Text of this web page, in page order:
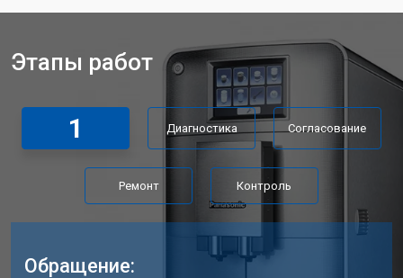
Этапы работ
1 Диагностика Согласование
Ремонт Контроль
Обращение: